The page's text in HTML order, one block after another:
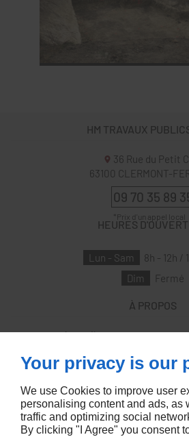
HM TRAVAUX
36 Rue du Petit
63100 CLERMONT-
09 70 35 89
HEURES
Lun - Sam
8h - 12h /
Dim
Fermé
À PROPOS
Accueil
SUIVEZ-NOUS
Your privacy is our
We use Cookies to improve user
personalising content and ads, as
traffic and optimizing social
By clicking "I Agree" you consent